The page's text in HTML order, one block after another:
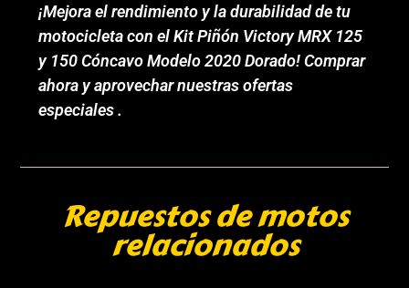
¡Mejora el rendimiento y la durabilidad de tu
motocicleta con el Kit Piñón Victory MRX 125
y 150 Cóncavo Modelo 2020 Dorado! Comprar
ahora y aprovechar nuestras ofertas
especiales .
Repuestos de motos
relacionados